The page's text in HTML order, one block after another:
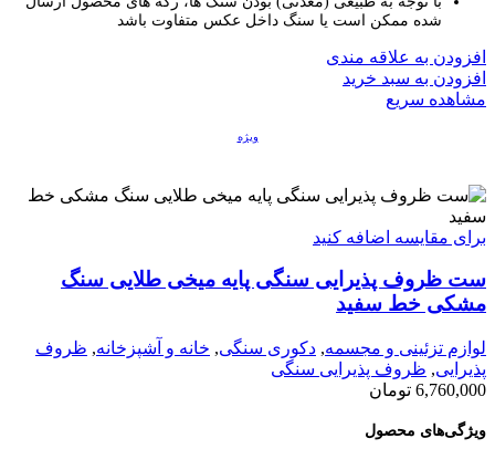
شده ممکن است یا سنگ داخل عکس متفاوت باشد
افزودن به علاقه مندی
افزودن به سبد خرید
مشاهده سریع
ویژه
برای مقایسه اضافه کنید
ست ظروف پذیرایی سنگی پایه میخی طلایی سنگ
مشکی خط سفید
لوازم تزئینی و مجسمه, دکوری سنگی, خانه و آشپزخانه, ظروف
پذیرایی, ظروف پذیرایی سنگی
6,760,000 تومان
ویژگی‌های محصول